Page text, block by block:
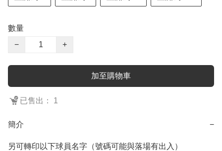
數量
−
+
加至購物車
已售出： 1
簡介 −
另可轉印以下球員名字（號碼可能與落場有出入）